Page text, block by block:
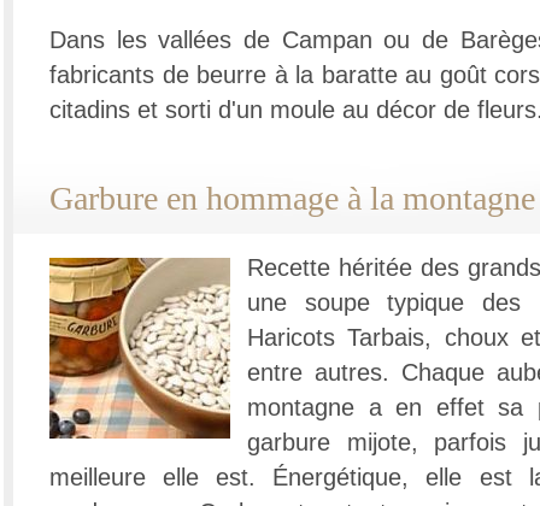
Dans les vallées de Campan ou de
fabricants de beurre à la baratte au goût
citadins et sorti d'un moule au décor de
Garbure en hommage à la montagne
Recette héritée des
une soupe typique des
Haricots Tarbais, choux
entre autres. Chaque
montagne a en effet sa
garbure mijote, parfois
meilleure elle est. Énergétique, elle est